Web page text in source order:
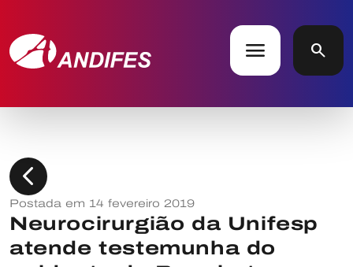
menu search
chevron_left
Postada em 14 fevereiro 2019
Neurocirurgião da Unifesp
atende testemunha do